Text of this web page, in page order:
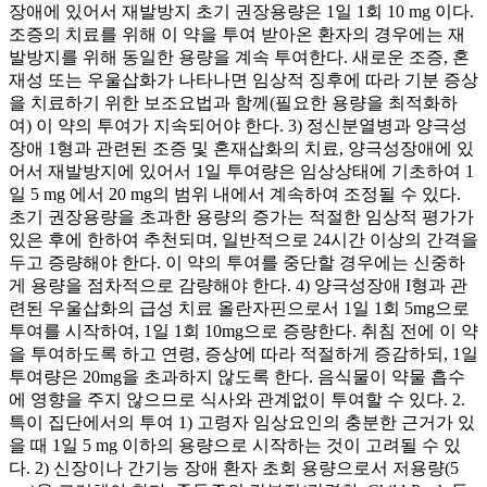
장애에 있어서 재발방지 초기 권장용량은 1일 1회 10 mg 이다.
조증의 치료를 위해 이 약을 투여 받아온 환자의 경우에는 재
발방지를 위해 동일한 용량을 계속 투여한다. 새로운 조증, 혼
재성 또는 우울삽화가 나타나면 임상적 징후에 따라 기분 증상
을 치료하기 위한 보조요법과 함께(필요한 용량을 최적화하
여) 이 약의 투여가 지속되어야 한다. 3) 정신분열병과 양극성
장애 1형과 관련된 조증 및 혼재삽화의 치료, 양극성장애에 있
어서 재발방지에 있어서 1일 투여량은 임상상태에 기초하여 1
일 5 mg 에서 20 mg의 범위 내에서 계속하여 조정될 수 있다.
초기 권장용량을 초과한 용량의 증가는 적절한 임상적 평가가
있은 후에 한하여 추천되며, 일반적으로 24시간 이상의 간격을
두고 증량해야 한다. 이 약의 투여를 중단할 경우에는 신중하
게 용량을 점차적으로 감량해야 한다. 4) 양극성장애 I형과 관
련된 우울삽화의 급성 치료 올란자핀으로서 1일 1회 5mg으로
투여를 시작하여, 1일 1회 10mg으로 증량한다. 취침 전에 이 약
을 투여하도록 하고 연령, 증상에 따라 적절하게 증감하되, 1일
투여량은 20mg을 초과하지 않도록 한다. 음식물이 약물 흡수
에 영향을 주지 않으므로 식사와 관계없이 투여할 수 있다. 2.
특이 집단에서의 투여 1) 고령자 임상요인의 충분한 근거가 있
을 때 1일 5 mg 이하의 용량으로 시작하는 것이 고려될 수 있
다. 2) 신장이나 간기능 장애 환자 초회 용량으로서 저용량(5